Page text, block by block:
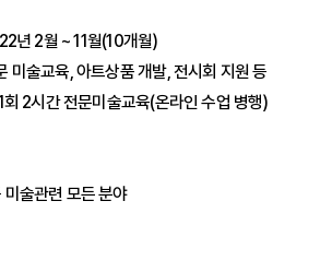
년 2월 ~ 11월(10개월)
미술교육, 아트상품 개발, 전시회 지원 등
2시간 전문미술교육(온라인 수업 병행)
술관련 모든 분야